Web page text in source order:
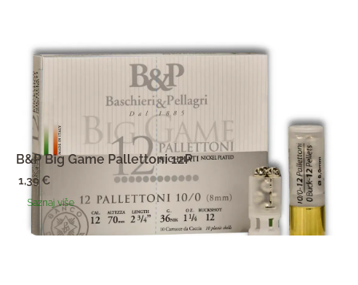
B&P Big Game Pallettoni 12P
1,39€
Saznaj više